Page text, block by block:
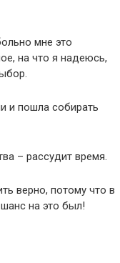
мне это
на что я надеюсь,
и пошла собирать
– рассудит время.
верно, потому что в
на это был!